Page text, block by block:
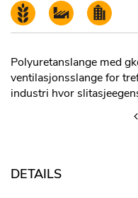
Polyuretanslange med
ventilasjonsslange for
industri hvor
DETAILS